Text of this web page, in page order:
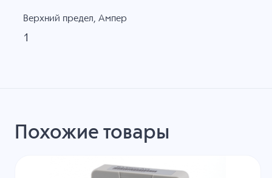
Верхний предел, Ампер
1
Похожие товары